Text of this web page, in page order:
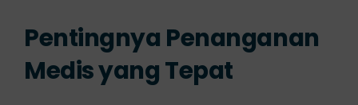
Pentingnya Penanganan
Medis yang Tepat